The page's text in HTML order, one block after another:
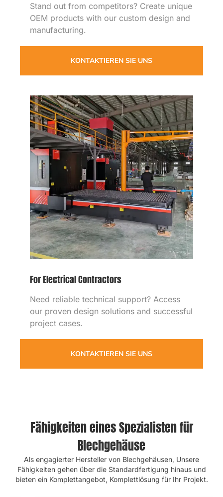
Heben Sie sich von der Konkurrenz ab?
Erstellen Sie einzigartige OEM-Produkte
mit unserem maßgeschneiderten Design
Benötigen Sie zuverlässigen technischen
Support?Greifen Sie auf unsere bewährten
Fähigkeiten eines Spezialisten für
Blechgehäuse
Als engagierter Hersteller von Blechgehäusen, Unsere